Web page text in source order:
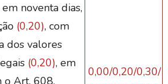
noventa dias,
(0,20), com
dos valores
(0,20), em
o Art. 608,
0,00/0,20/0,30/